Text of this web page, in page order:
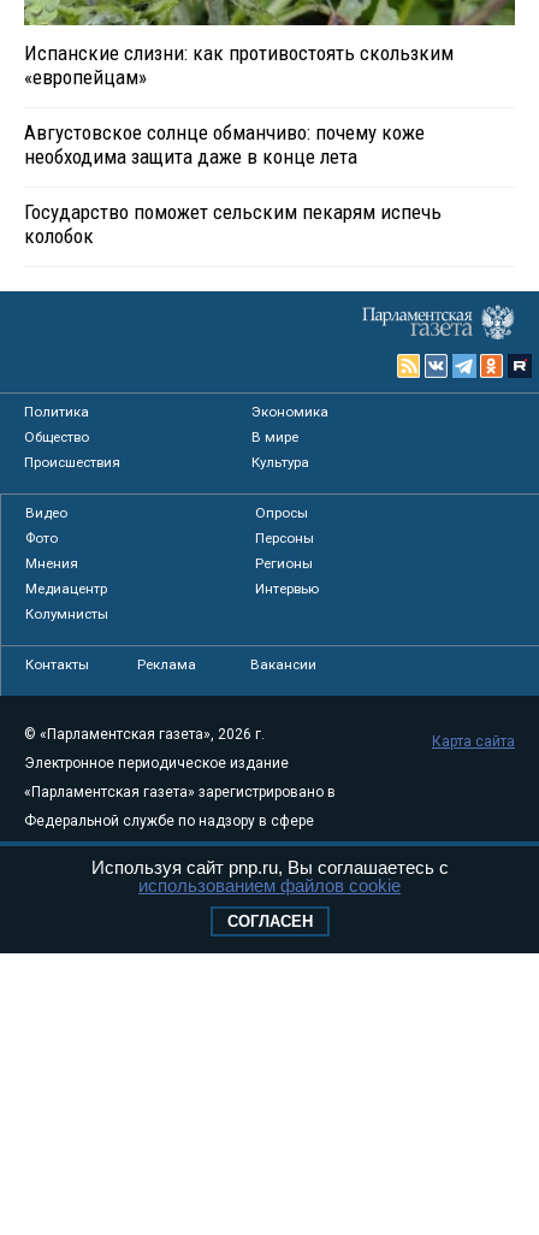
Испанские слизни: как противостоять скользким
«европейцам»
Августовское солнце обманчиво: почему коже
необходима защита даже в конце лета
Государство поможет сельским пекарям испечь
колобок
Политика
Экономика
Общество
В мире
Происшествия
Культура
Видео
Опросы
Фото
Персоны
Мнения
Регионы
Медиацентр
Интервью
Колумнисты
Контакты Реклама Вакансии
© «Парламентская газета», 2026 г.
Электронное периодическое издание
«Парламентская газета» зарегистрировано в
Федеральной службе по надзору в сфере
связи, информационных технологий и
массовых коммуникаций (Роскомнадзор) 05
Свидетельство о регистрации Эл № ФС77-
Карта сайта
Используя сайт pnp.ru, Вы соглашаетесь с
использованием файлов cookie
СОГЛАСЕН